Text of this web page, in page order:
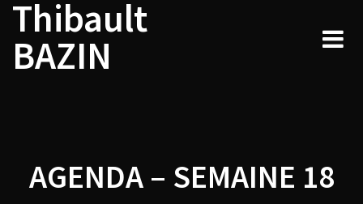
Skip
content
Thibault
BAZIN
AGENDA – SEMAINE 18
Navigation
de